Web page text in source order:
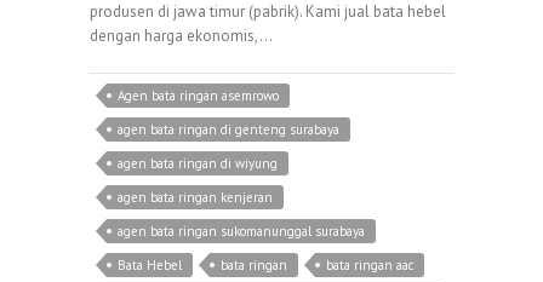
produsen di jawa timur (pabrik). Kami jual bata hebel
dengan harga ekonomis,…
Agen bata ringan asemrowo
agen bata ringan di genteng surabaya
agen bata ringan di wiyung
agen bata ringan kenjeran
agen bata ringan sukomanunggal surabaya
Bata Hebel
bata ringan
bata ringan aac